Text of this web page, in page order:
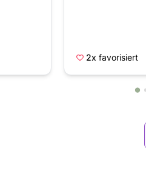
2x favorisiert